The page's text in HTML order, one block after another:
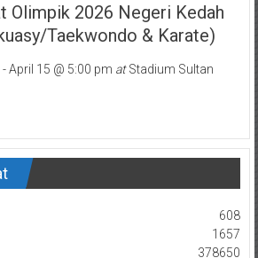
Olimpik 2026 Negeri Kedah
Taekwondo & Karate)
-April 15 @ 5:00 pm atStadium Sultan
608
1657
378650